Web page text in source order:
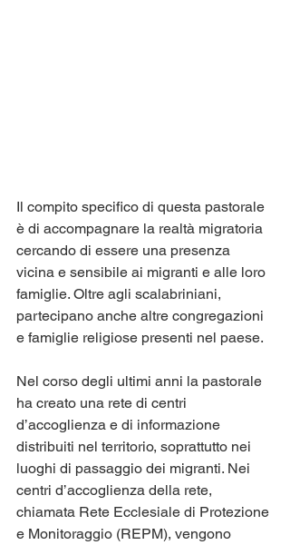
Il compito specifico di questa pastorale
è di accompagnare la realtà migratoria
cercando di essere una presenza
vicina e sensibile ai migranti e alle loro
famiglie. Oltre agli scalabriniani,
partecipano anche altre congregazioni
e famiglie religiose presenti nel paese.
Nel corso degli ultimi anni la pastorale
ha creato una rete di centri
d’accoglienza e di informazione
distribuiti nel territorio, soprattutto nei
luoghi di passaggio dei migranti. Nei
centri d’accoglienza della rete,
chiamata Rete Ecclesiale di Protezione
e Monitoraggio (REPM), vengono